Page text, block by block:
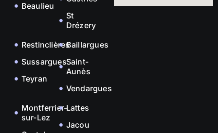
Beaulieu
St
Drézery
Restinclières
Sussargues
Teyran
Baillargues
Saint-
Aunès
Vendargues
Montferrier-
sur-Lez
Lattes
Jacou